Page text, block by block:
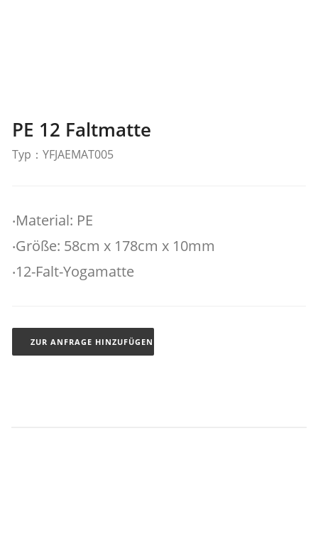
PE 12 Faltmatte
Typ：YFJAEMAT005
‧Material: PE
‧Größe: 58cm x 178cm x 10mm
‧12-Falt-Yogamatte
ZUR ANFRAGE HINZUFÜGEN